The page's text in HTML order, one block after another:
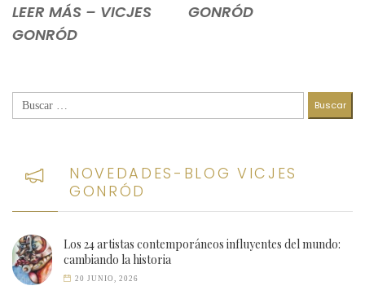
LEER MÁS – VICJES
GONRÓD
GONRÓD
Buscar:
NOVEDADES-BLOG VICJES
GONRÓD
Los 24 artistas contemporáneos influyentes del mundo:
cambiando la historia
20 JUNIO, 2026